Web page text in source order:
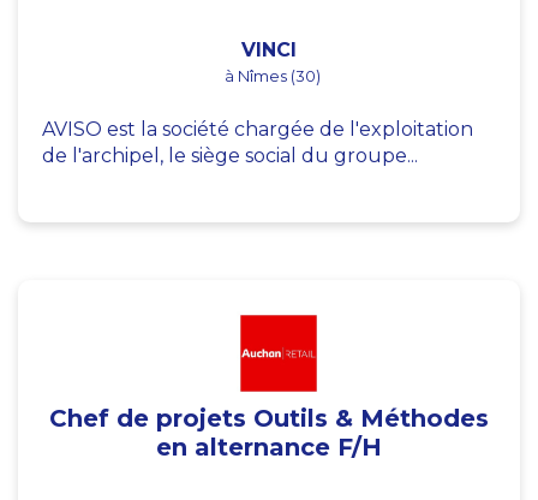
VINCI
à Nîmes (30)
AVISO est la société chargée de l'exploitation
de l'archipel, le siège social du groupe...
Chef de projets Outils & Méthodes
en alternance F/H